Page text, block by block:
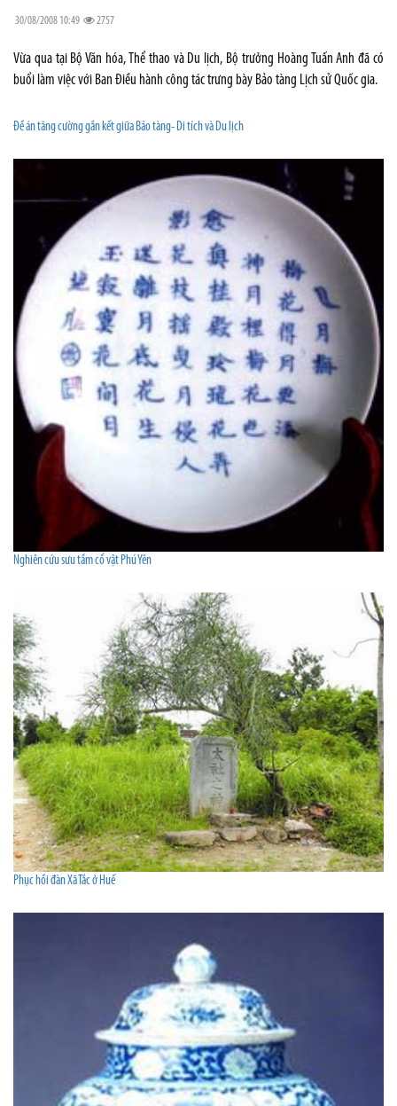
30/08/2008 10:49 2757
Vừa qua tại Bộ Văn hóa, Thể thao và Du lịch, Bộ trưởng Hoàng Tuấn Anh đã có
buổi làm việc với Ban Điều hành công tác trưng bày Bảo tàng Lịch sử Quốc gia.
Đề án tăng cường gắn kết giữa Bảo tàng- Di tích và Du lịch
Nghiên cứu sưu tầm cổ vật Phú Yên
Phục hồi đàn Xã Tắc ở Huế